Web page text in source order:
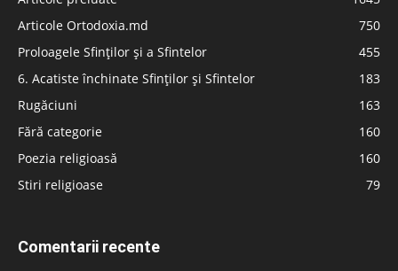
Articole Ortodoxia.md
750
Proloagele Sfinților și a Sfintelor
455
6. Acatiste închinate Sfinților și Sfintelor
183
Rugăciuni
163
Fără categorie
160
Poezia religioasă
160
Stiri religioase
79
Comentarii recente